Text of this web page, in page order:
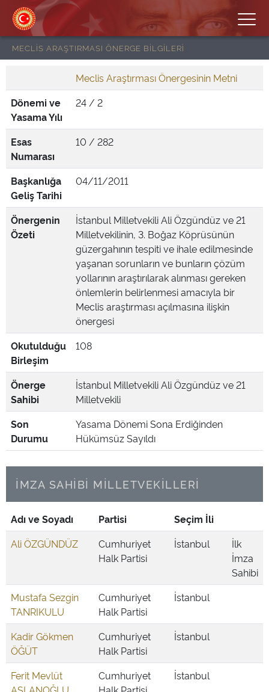
MECLİS ARAŞTIRMASI ÖNERGE BİLGİLERİ
Meclis Araştırması Önergesinin Metni
Dönemi ve
Yasama Yılı
24 / 2
Esas
Numarası
10 / 282
Başkanlığa
Geliş Tarihi
04/11/2011
Önergenin
Özeti
İstanbul Milletvekili Ali Özgündüz ve 21
Milletvekilinin, 3. Boğaz Köprüsünün
güzergahının tespiti ve ihale edilmesinde
yaşanan sorunların ve bunların çözüm
yollarının araştırılarak alınması gereken
önlemlerin belirlenmesi amacıyla bir
Meclis araştırması açılmasına ilişkin
önergesi
Okutulduğu
Birleşim
108
Önerge
Sahibi
İstanbul Milletvekili Ali Özgündüz ve 21
Milletvekili
Son
Durumu
Yasama Dönemi Sona Erdiğinden
Hükümsüz Sayıldı
İMZA SAHİBİ MİLLETVEKİLLERİ
Adı ve Soyadı Partisi
Seçim İli
Ali ÖZGÜNDÜZ
Cumhuriyet
Halk Partisi
İstanbul
İlk
İmza
Sahibi
Mustafa Sezgin
TANRIKULU
Cumhuriyet
Halk Partisi
İstanbul
Kadir Gökmen
ÖĞÜT
Cumhuriyet
Halk Partisi
İstanbul
Ferit Mevlüt
Cumhuriyet
İstanbul